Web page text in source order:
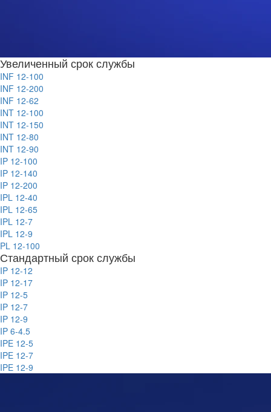
Увеличенный срок службы
INF 12-100
INF 12-200
INF 12-62
INT 12-100
INT 12-150
INT 12-80
INT 12-90
IP 12-100
IP 12-140
IP 12-200
IPL 12-40
IPL 12-65
IPL 12-7
IPL 12-9
PL 12-100
Стандартный срок службы
IP 12-12
IP 12-17
IP 12-5
IP 12-7
IP 12-9
IP 6-4.5
IPE 12-5
IPE 12-7
IPE 12-9